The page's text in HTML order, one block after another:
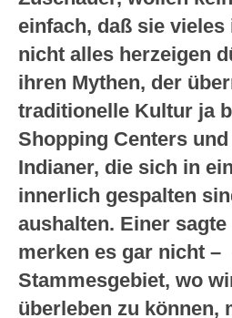
einfach, daß sie
nicht alles herzeigen
ihren Mythen, der
traditionelle Kultur ja
Shopping Centers
Indianer, die sich in
innerlich gespalten
aushalten. Einer
merken es gar nicht
Stammesgebiet, wo
überleben zu können,